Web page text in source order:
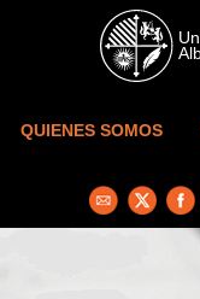
Skip to main content
QUIENES SOMOS